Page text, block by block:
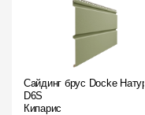
Сайдинг брус Docke Натур
D6S
Кипарис